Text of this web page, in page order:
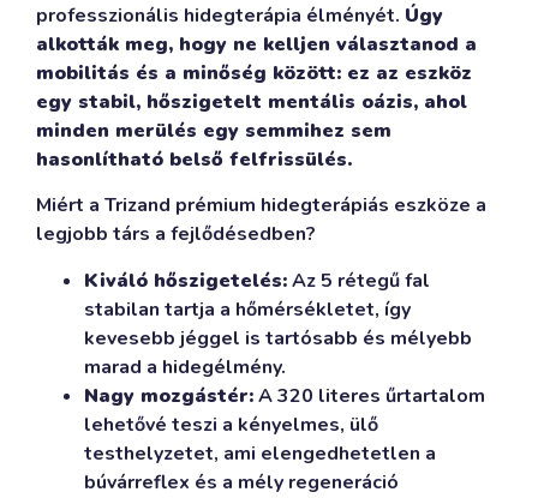
professzionális hidegterápia élményét. Úgy
alkották meg, hogy ne kelljen választanod a
mobilitás és a minőség között: ez az eszköz
egy stabil, hőszigetelt mentális oázis, ahol
minden merülés egy semmihez sem
hasonlítható belső felfrissülés.
Miért a Trizand prémium hidegterápiás eszköze a
legjobb társ a fejlődésedben?
Kiváló hőszigetelés:Az 5 rétegű fal
stabilan tartja a hőmérsékletet, így
kevesebb jéggel is tartósabb és mélyebb
marad a hidegélmény.
Nagy mozgástér:A 320 literes űrtartalom
lehetővé teszi a kényelmes, ülő
testhelyzetet, ami elengedhetetlen a
búvárreflex és a mély regeneráció